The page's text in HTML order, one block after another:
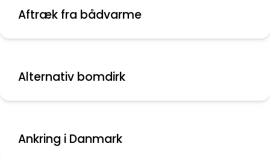
Aftræk fra bådvarme
Alternativ bomdirk
Ankring i Danmark